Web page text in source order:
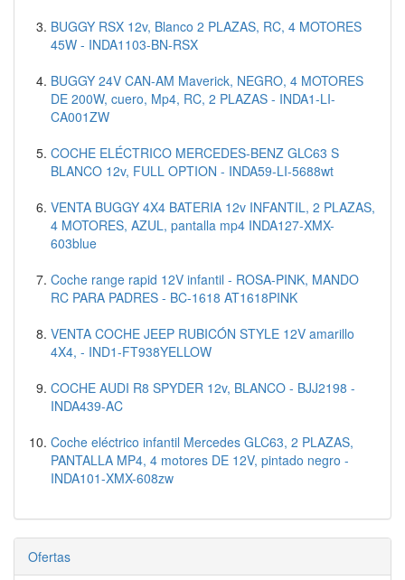
BUGGY RSX 12v, Blanco 2 PLAZAS, RC, 4 MOTORES
45W - INDA1103-BN-RSX
BUGGY 24V CAN-AM Maverick, NEGRO, 4 MOTORES
DE 200W, cuero, Mp4, RC, 2 PLAZAS - INDA1-LI-
CA001ZW
COCHE ELÉCTRICO MERCEDES-BENZ GLC63 S
BLANCO 12v, FULL OPTION - INDA59-LI-5688wt
VENTA BUGGY 4X4 BATERIA 12v INFANTIL, 2 PLAZAS,
4 MOTORES, AZUL, pantalla mp4 INDA127-XMX-
603blue
Coche range rapid 12V infantil - ROSA-PINK, MANDO
RC PARA PADRES - BC-1618 AT1618PINK
VENTA COCHE JEEP RUBICÓN STYLE 12V amarillo
4X4, - IND1-FT938YELLOW
COCHE AUDI R8 SPYDER 12v, BLANCO - BJJ2198 -
INDA439-AC
Coche eléctrico infantil Mercedes GLC63, 2 PLAZAS,
PANTALLA MP4, 4 motores DE 12V, pintado negro -
INDA101-XMX-608zw
Ofertas